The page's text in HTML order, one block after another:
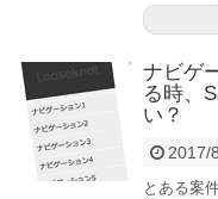
ナビゲ
る時、
い？
2017/
とある案